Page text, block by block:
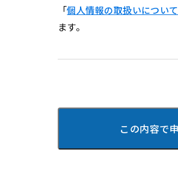
「個人情報の取扱いについて
ます。